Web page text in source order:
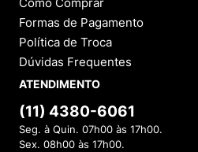
Formas de Pagamento
Política de Troca
Dúvidas Frequentes
ATENDIMENTO
(11) 4380-6061
Seg. à Quin. 07h00 às 17h00.
Sex. 08h00 às 17h00.